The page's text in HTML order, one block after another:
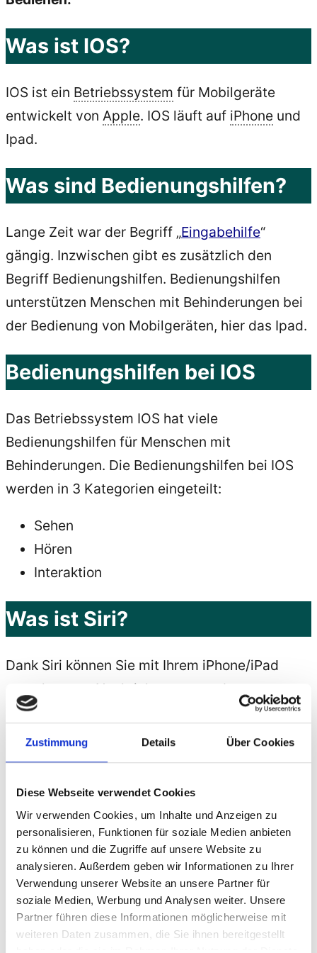
Zustimmung Details Über Cookies
Diese Webseite verwendet Cookies
Wir verwenden Cookies, um Inhalte und Anzeigen zu
personalisieren, Funktionen für soziale Medien anbieten
zu können und die Zugriffe auf unsere Website zu
analysieren. Außerdem geben wir Informationen zu Ihrer
Verwendung unserer Website an unsere Partner für
soziale Medien, Werbung und Analysen weiter. Unsere
Partner führen diese Informationen möglicherweise mit
weiteren Daten zusammen, die Sie ihnen bereitgestellt
Was ist IOS?
IOS ist ein Betriebssystem für Mobilgeräte
entwickelt von Apple. IOS läuft auf iPhone und
Ipad.
Was sind Bedienungshilfen?
Lange Zeit war der Begriff „Eingabehilfe“
gängig. Inzwischen gibt es zusätzlich den
Begriff Bedienungshilfen. Bedienungshilfen
unterstützen Menschen mit Behinderungen bei
der Bedienung von Mobilgeräten, hier das Ipad.
Bedienungshilfen bei IOS
Das Betriebssystem IOS hat viele
Bedienungshilfen für Menschen mit
Behinderungen. Die Bedienungshilfen bei IOS
werden in 3 Kategorien eingeteilt:
Sehen
Hören
Interaktion
Was ist Siri?
Dank Siri können Sie mit Ihrem iPhone/iPad
sprechen, um Nachrichten
zu senden,
Verabredungen zu treffen, Anrufe zu tätigen,
Apps starten oder Systemeinstellungen zu
verändern und vieles mehr. Siri versteht, was
Schlagwörter zu erlernen.
Um Siri zu starten, halten Sie die Home-Taste
gedrückt, bis Sie das akustische Signal von Siri
hören, und sprechen Sie.
Wenn das iPad mit einer Stromquelle